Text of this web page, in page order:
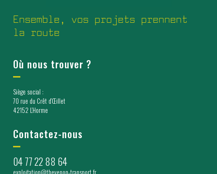
Ensemble, vos projets prennent
la route
Où nous trouver ?
Siège social :
70 rue du Crêt d’Œillet
42152 L’Horme
Contactez-nous
04 77 22 88 64